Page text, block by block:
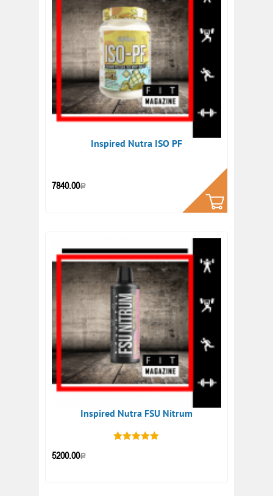
Inspired Nutra ISO PF
7840.00Р
КУПИТЬ
Inspired Nutra FSU Nitrum
5200.00Р